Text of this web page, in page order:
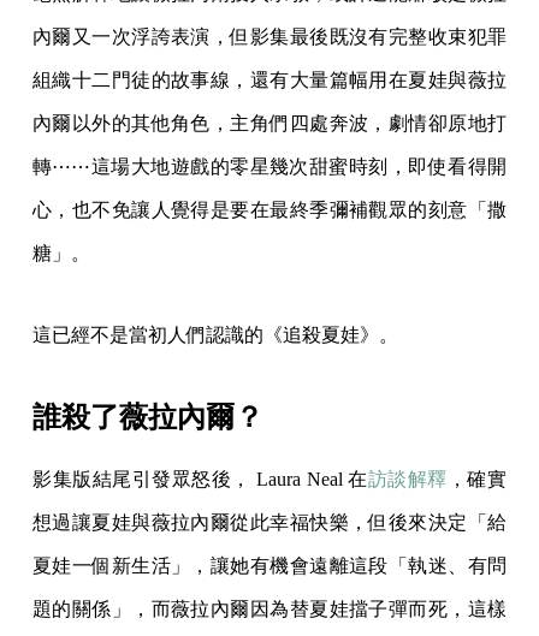
內爾又一次浮誇表演，但影集最後既沒有完整收束犯罪
組織十二門徒的故事線，還有大量篇幅用在夏娃與薇拉
內爾以外的其他角色，主角們四處奔波，劇情卻原地打
轉⋯⋯這場大地遊戲的零星幾次甜蜜時刻，即使看得開
心，也不免讓人覺得是要在最終季彌補觀眾的刻意「撒
糖」。
這已經不是當初人們認識的《追殺夏娃》。
誰殺了薇拉內爾？
影集版結尾引發眾怒後， Laura Neal 在訪談解釋 ，確實
想過讓夏娃與薇拉內爾從此幸福快樂，但後來決定「給
夏娃一個新生活」，讓她有機會遠離這段「執迷、有問
題的關係」，而薇拉內爾因為替夏娃擋子彈而死，這樣